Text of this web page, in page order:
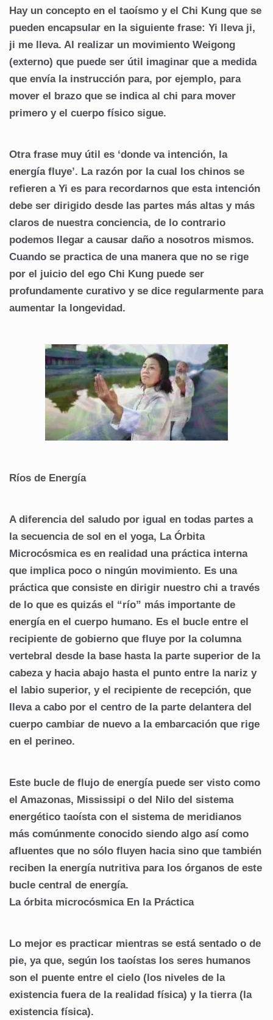
Hay un concepto en el taoísmo y el Chi Kung que se
pueden encapsular en la siguiente frase: Yi lleva ji,
ji me lleva. Al realizar un movimiento Weigong
(externo) que puede ser útil imaginar que a medida
que envía la instrucción para, por ejemplo, para
mover el brazo que se indica al chi para mover
primero y el cuerpo físico sigue.
Otra frase muy útil es ‘donde va intención, la
energía fluye’. La razón por la cual los chinos se
refieren a Yi es para recordarnos que esta intención
debe ser dirigido desde las partes más altas y más
claros de nuestra conciencia, de lo contrario
podemos llegar a causar daño a nosotros mismos.
Cuando se practica de una manera que no se rige
por el juicio del ego Chi Kung puede ser
profundamente curativo y se dice regularmente para
aumentar la longevidad.
Ríos de Energía
A diferencia del saludo por igual en todas partes a
la secuencia de sol en el yoga, La Órbita
Microcósmica es en realidad una práctica interna
que implica poco o ningún movimiento. Es una
práctica que consiste en dirigir nuestro chi a través
de lo que es quizás el “río” más importante de
energía en el cuerpo humano. Es el bucle entre el
recipiente de gobierno que fluye por la columna
vertebral desde la base hasta la parte superior de la
cabeza y hacia abajo hasta el punto entre la nariz y
el labio superior, y el recipiente de recepción, que
lleva a cabo por el centro de la parte delantera del
cuerpo cambiar de nuevo a la embarcación que rige
en el perineo.
Este bucle de flujo de energía puede ser visto como
el Amazonas, Mississipi o del Nilo del sistema
energético taoísta con el sistema de meridianos
más comúnmente conocido siendo algo así como
afluentes que no sólo fluyen hacia sino que también
reciben la energía nutritiva para los órganos de este
bucle central de energía.
La órbita microcósmica En la Práctica
Lo mejor es practicar mientras se está sentado o de
pie, ya que, según los taoístas los seres humanos
son el puente entre el cielo (los niveles de la
existencia fuera de la realidad física) y la tierra (la
existencia física).